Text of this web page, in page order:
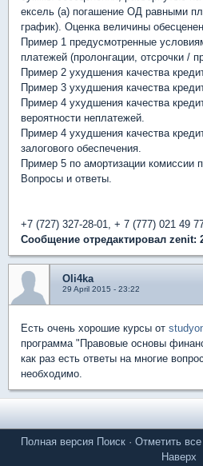
ексель (а) погашение ОД равными
график). Оценка величины
Пример 1 предусмотренные
платежей (пролонгации, отсрочки /
Пример 2 ухудшения качества
Пример 3 ухудшения качества
Пример 4 ухудшения качества
вероятности неплатежей.
Пример 4 ухудшения качества
залогового обеспечения.
Пример 5 по амортизации комиссии
Вопросы и ответы.
+7 (727) 327-28-01, + 7 (777) 021 49
Сообщение отредактировал zenit:
Oli4ka
29 April 2015 - 23:22
Есть очень хорошие курсы от
программа "Правовые основы
как раз есть ответы на многие
необходимо.
Полная версия Поиск · Отметить
Наверх